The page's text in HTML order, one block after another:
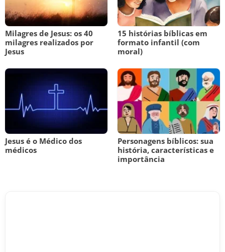
Milagres de Jesus: os 40
milagres realizados por
Jesus
15 histórias bíblicas em
formato infantil (com
moral)
Jesus é o Médico dos
médicos
Personagens bíblicos: sua
história, características e
importância